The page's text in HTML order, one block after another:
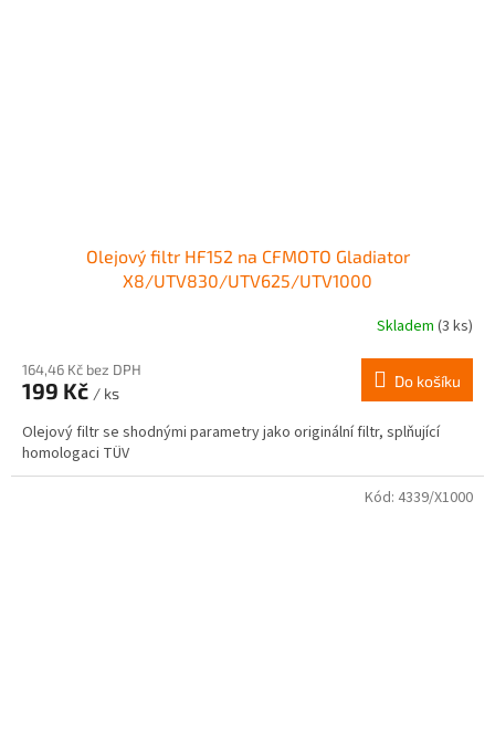
Olejový filtr HF152 na CFMOTO Gladiator
X8/UTV830/UTV625/UTV1000
Skladem (3 ks)
164,46 Kč bez DPH
199 Kč / ks
Do košíku
Olejový filtr se shodnými parametry jako originální filtr, splňující
homologaci TÜV
Kód: 4339/X1000